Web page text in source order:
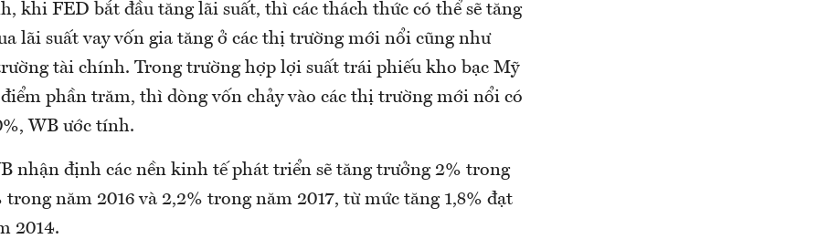
khi FED bắt đầu tăng lãi suất, thì các thách thức có thể sẽ tăng
lãi suất vay vốn gia tăng ở các thị trường mới nổi cũng như
tài chính. Trong trường hợp lợi suất trái phiếu kho bạc Mỹ
phần trăm, thì dòng vốn chảy vào các thị trường mới nổi có
WB ước tính.
nhận định các nền kinh tế phát triển sẽ tăng trưởng 2% trong
trong năm 2016 và 2,2% trong năm 2017, từ mức tăng 1,8% đạt
2014.